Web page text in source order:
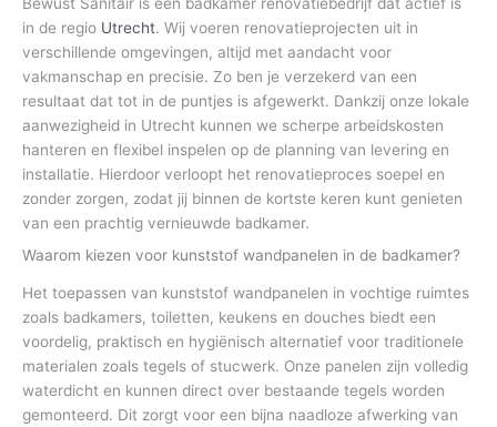
in de regio Utrecht. Wij voeren renovatieprojecten uit in
verschillende omgevingen, altijd met aandacht voor
vakmanschap en precisie. Zo ben je verzekerd van een
resultaat dat tot in de puntjes is afgewerkt. Dankzij onze lokale
aanwezigheid in Utrecht kunnen we scherpe arbeidskosten
hanteren en flexibel inspelen op de planning van levering en
installatie. Hierdoor verloopt het renovatieproces soepel en
zonder zorgen, zodat jij binnen de kortste keren kunt genieten
van een prachtig vernieuwde badkamer.
Waarom kiezen voor kunststof wandpanelen in de badkamer?
Het toepassen van kunststof wandpanelen in vochtige ruimtes
zoals badkamers, toiletten, keukens en douches biedt een
voordelig, praktisch en hygiënisch alternatief voor traditionele
materialen zoals tegels of stucwerk. Onze panelen zijn volledig
waterdicht en kunnen direct over bestaande tegels worden
gemonteerd. Dit zorgt voor een bijna naadloze afwerking van